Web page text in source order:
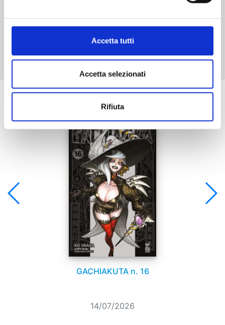
Accetta tutti
Accetta selezionati
Rifiuta
Mostra tutto
Se ti è piaciuto prova anche:
GACHIAKUTA n. 16
14/07/2026